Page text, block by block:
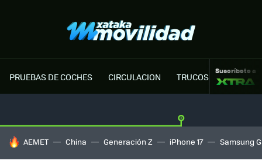
PRUEBAS DE COCHES CIRCULACION TRUCOS MOTOR
Suscríbete a
HOY SE HABLA DE
AEMET China Generación Z iPhone 17 Samsung